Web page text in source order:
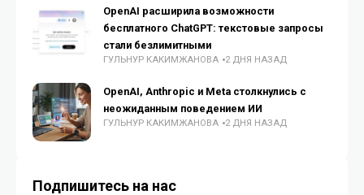
OpenAI расширила возможности
бесплатного ChatGPT: текстовые запросы
стали безлимитными
ГУЛЬНУР КАКИМЖАНОВА 2 ДНЯ НАЗАД
OpenAI, Anthropic и Meta столкнулись с
неожиданным поведением ИИ
ГУЛЬНУР КАКИМЖАНОВА 2 ДНЯ НАЗАД
Подпишитесь на нас